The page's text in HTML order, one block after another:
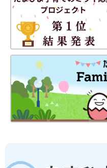
で、何度か顔を合わせてい
ることもあるので、育児相
続けたいと思います。
――利用された方で、印象に
高橋 リピーターさんも多く
生まれて、上のお子さんの夜
眠がとれない、というご家族
夜、赤ちゃんをお預かりし
占めできたからか、とても